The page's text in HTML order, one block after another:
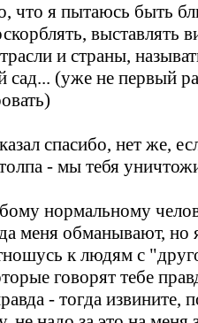
что я пытаюсь быть
выставлять
и страны,
сад... (уже не первый
спасибо, нет же,
- мы тебя
нормальному
меня обманывают,
к людям с
говорят тебе
- тогда извините,